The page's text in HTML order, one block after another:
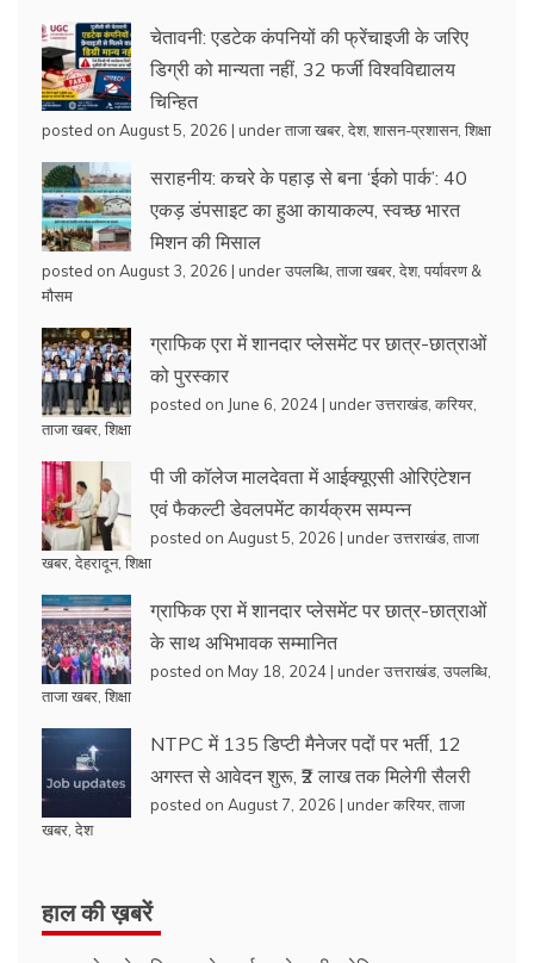
चेतावनी: एडटेक कंपनियों की फ्रेंचाइजी के जरिए
डिग्री को मान्यता नहीं, 32 फर्जी विश्वविद्यालय
चिन्हित
posted on August 5, 2026 | underताजा खबर देश, शासन-प्रशासन, शिक्षा
सराहनीय: कचरे के पहाड़ से बना ‘ईको पार्क’: 40
एकड़ डंपसाइट का हुआ कायाकल्प, स्वच्छ भारत
मिशन की मिसाल
posted on August 3, 2026 | underउपलब्धि ताजा खबर देश, पर्यावरण &
मौसम
ग्राफिक एरा में शानदार प्लेसमेंट पर छात्र-छात्राओं
को पुरस्कार
posted on June 6, 2024 | underउत्तराखंड करियर
ताजा खबर शिक्षा
पी जी कॉलेज मालदेवता में आईक्यूएसी ओरिएंटेशन
एवं फैकल्टी डेवलपमेंट कार्यक्रम सम्पन्न
posted on August 5, 2026 | underउत्तराखंड ताजा
खबर देहरादून, शिक्षा
ग्राफिक एरा में शानदार प्लेसमेंट पर छात्र-छात्राओं
के साथ अभिभावक सम्मानित
posted on May 18, 2024 | underउत्तराखंड उपलब्धि
ताजा खबर शिक्षा
NTPC में 135 डिप्टी मैनेजर पदों पर भर्ती, 12
अगस्त से आवेदन शुरू, ₹2 लाख तक मिलेगी सैलरी
posted on August 7, 2026 | underकरियर ताजा
खबर देश
हाल की ख़बरें